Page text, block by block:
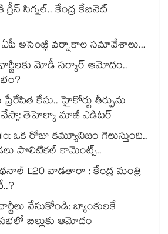
సిగ్నల్.. కేంద్ర కేబినెట్
ఏపీ అసెంబ్లీ వర్షాకాల సమావేశాలు...
ఛార్జీలకు మోడీ సర్కార్ ఆమోదం..
కేసు.. హైకోర్టు తీర్పును
చేస్తా: తెహెల్కా మాజీ ఎడిటర్
ఒక రోజు కమ్యూనిజం గెలుస్తుంది..
పొలిటికల్ కామెంట్స్..
E20 వాడతారా : కేంద్ర మంత్రి
వేసుకోండి: బ్యాంకులకే
బిల్లుకు ఆమోదం